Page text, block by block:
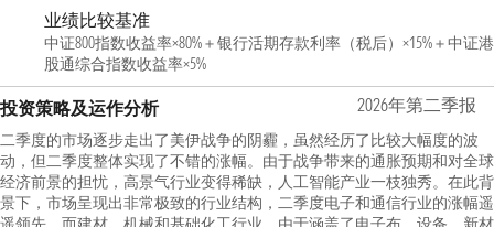
业绩比较基准
中证800指数收益率×80%＋银行活期存款利率（税后）×15%＋中证港
股通综合指数收益率×5%
投资策略及运作分析 2026年第二季报
二季度的市场逐步走出了美伊战争的阴霾，虽然经历了比较大幅度的波
动，但二季度整体实现了不错的涨幅。由于战争带来的通胀预期和对全球
经济前景的担忧，高景气行业变得稀缺，人工智能产业一枝独秀。在此背
景下，市场呈现出非常极致的行业结构，二季度电子和通信行业的涨幅遥